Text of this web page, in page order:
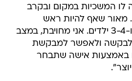
לו המשכיות במקום ובקרב
שאף להיות ראש
משפחה... עם אישה ו-3-4 ילדים. אני מחויבת, במצב
לבקשה ולאפשר למבקשת
באמצעות אישה שתבחר